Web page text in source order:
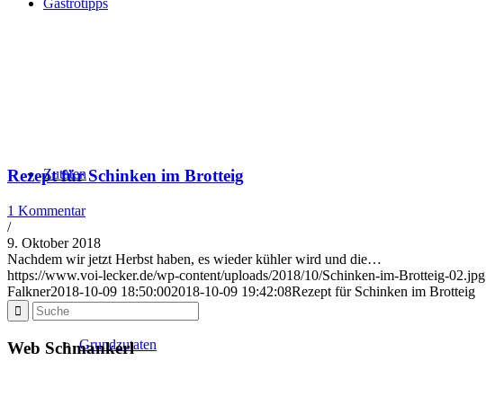
Gastrotipps
Zutaten
Grundzutaten
Rezept für Schinken im Brotteig
1 Kommentar
/
9. Oktober 2018
Nachdem wir jetzt Herbst haben, es wieder kühler wird und die…
https://www.voi-lecker.de/wp-content/uploads/2018/10/Schinken-im-Brotteig-02.jpg
Falkner2018-10-09 18:50:002018-10-09 19:42:08Rezept für Schinken im Brotteig
Web Schmankerl